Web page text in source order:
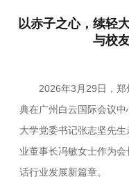
以赤子之心，续轻
与校
2026年3月29日，郑
典在广州白云国际会议
大学党委书记张志坚先
业董事长冯敏女士作为
话行业发展新篇章。